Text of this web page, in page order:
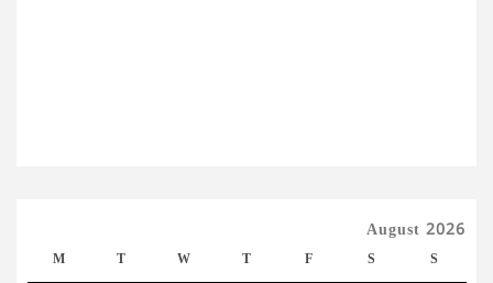
August 2026
M T W T F S S